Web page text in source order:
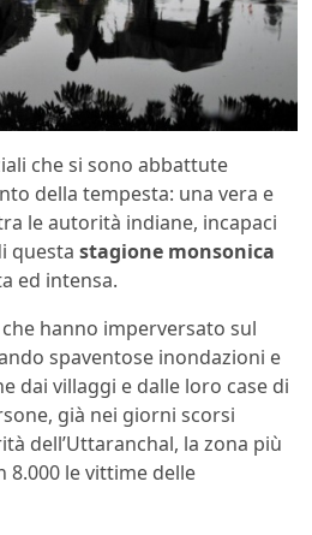
che si sono abbattute
della tempesta: una vera e
le autorità indiane, incapaci
questa stagione monsonica
ed intensa.
hanno imperversato sul
spaventose inondazioni e
dai villaggi e dalle loro case di
già nei giorni scorsi
dell’Uttaranchal, la zona più
8.000 le vittime delle